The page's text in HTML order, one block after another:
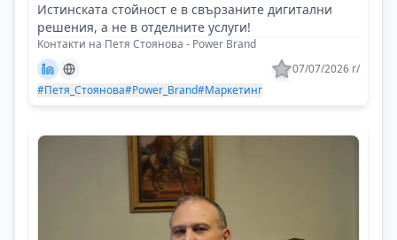
Истинската стойност е в свързаните дигитални
решения, а не в отделните услуги!
Контакти на Петя Стоянова - Power Brand
07/07/2026 г/
#Петя_Стоянова#Power_Brand#Маркетинг